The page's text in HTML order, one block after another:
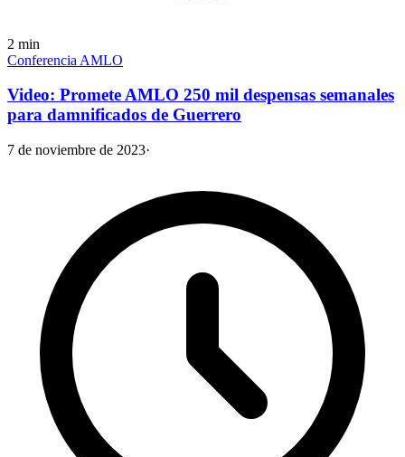
2 min
Conferencia AMLO
Video: Promete AMLO 250 mil despensas semanales
para damnificados de Guerrero
7 de noviembre de 2023·